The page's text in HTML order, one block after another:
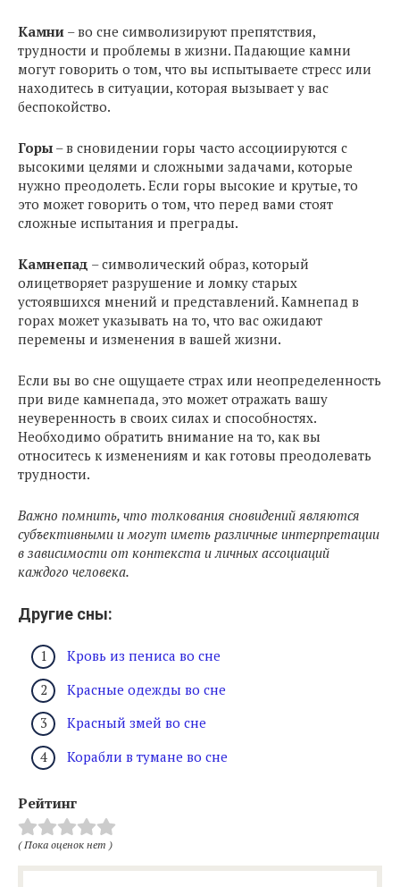
Камни – во сне символизируют препятствия,
трудности и проблемы в жизни. Падающие камни
могут говорить о том, что вы испытываете стресс или
находитесь в ситуации, которая вызывает у вас
беспокойство.
Горы – в сновидении горы часто ассоциируются с
высокими целями и сложными задачами, которые
нужно преодолеть. Если горы высокие и крутые, то
это может говорить о том, что перед вами стоят
сложные испытания и преграды.
Камнепад – символический образ, который
олицетворяет разрушение и ломку старых
устоявшихся мнений и представлений. Камнепад в
горах может указывать на то, что вас ожидают
перемены и изменения в вашей жизни.
Если вы во сне ощущаете страх или неопределенность
при виде камнепада, это может отражать вашу
неуверенность в своих силах и способностях.
Необходимо обратить внимание на то, как вы
относитесь к изменениям и как готовы преодолевать
трудности.
Важно помнить, что толкования сновидений являются
субъективными и могут иметь различные интерпретации
в зависимости от контекста и личных ассоциаций
каждого человека.
Другие сны:
Кровь из пениса во сне
Красные одежды во сне
Красный змей во сне
Корабли в тумане во сне
Рейтинг
( Пока оценок нет )